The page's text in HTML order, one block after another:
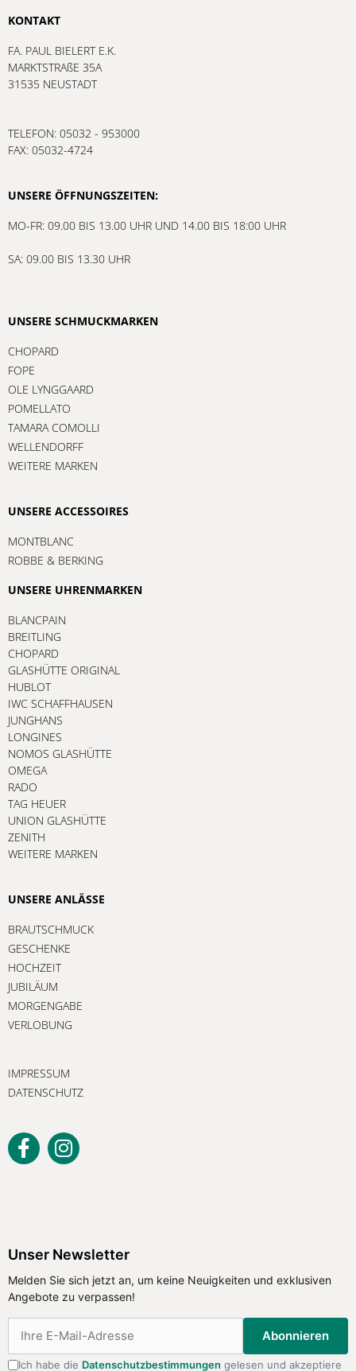
KONTAKT
FA. PAUL BIELERT E.K.
MARKTSTRAßE 35A
31535 NEUSTADT
TELEFON: 05032 - 953000
FAX: 05032-4724
UNSERE ÖFFNUNGSZEITEN:
MO-FR: 09.00 BIS 13.00 UHR UND 14.00 BIS 18:00 UHR
SA: 09.00 BIS 13.30 UHR
UNSERE SCHMUCKMARKEN
CHOPARD
FOPE
OLE LYNGGAARD
POMELLATO
TAMARA COMOLLI
WELLENDORFF
WEITERE MARKEN
UNSERE ACCESSOIRES
MONTBLANC
ROBBE & BERKING
UNSERE UHRENMARKEN
BLANCPAIN
BREITLING
CHOPARD
GLASHÜTTE ORIGINAL
HUBLOT
IWC SCHAFFHAUSEN
JUNGHANS
LONGINES
NOMOS GLASHÜTTE
OMEGA
RADO
TAG HEUER
UNION GLASHÜTTE
ZENITH
WEITERE MARKEN
UNSERE ANLÄSSE
BRAUTSCHMUCK
GESCHENKE
HOCHZEIT
JUBILÄUM
MORGENGABE
VERLOBUNG
IMPRESSUM
DATENSCHUTZ
Unser Newsletter
Melden Sie sich jetzt an, um keine Neuigkeiten und exklusiven
Angebote zu verpassen!
Abonnieren
Ich habe die Datenschutzbestimmungen gelesen und akzeptiere
zu verpassen!
Abonnieren